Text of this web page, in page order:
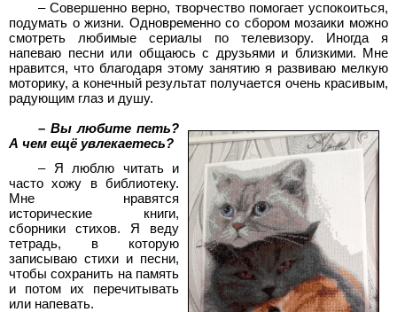
– Совершенно верно, творчество помогает успокоиться,
подумать о жизни. Одновременно со сбором мозаики можно
смотреть любимые сериалы по телевизору. Иногда я
напеваю песни или общаюсь с друзьями и близкими. Мне
нравится, что благодаря этому занятию я развиваю мелкую
моторику, а конечный результат получается очень красивым,
радующим глаз и душу.
– Вы любите петь?
А чем ещё увлекаетесь?
– Я люблю читать и
часто хожу в библиотеку.
Мне нравятся
исторические книги,
сборники стихов. Я веду
тетрадь, в которую
записываю стихи и песни,
чтобы сохранить на память
и потом их перечитывать
или напевать.